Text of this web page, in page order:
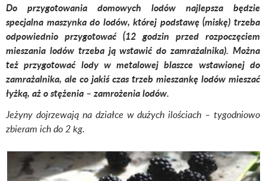
Do przygotowania domowych lodów najlepsza będzie
specjalna maszynka do lodów, której podstawę (miskę) trzeba
odpowiednio przygotować (12 godzin przed rozpoczęciem
mieszania lodów trzeba ją wstawić do zamrażalnika). Można
też przygotować lody w metalowej blaszce wstawionej do
zamrażalnika, ale co jakiś czas trzeb mieszankę lodów mieszać
łyżką, aż o stężenia – zamrożenia lodów.
Jeżyny dojrzewają na działce w dużych ilościach – tygodniowo
zbieram ich do 2 kg.